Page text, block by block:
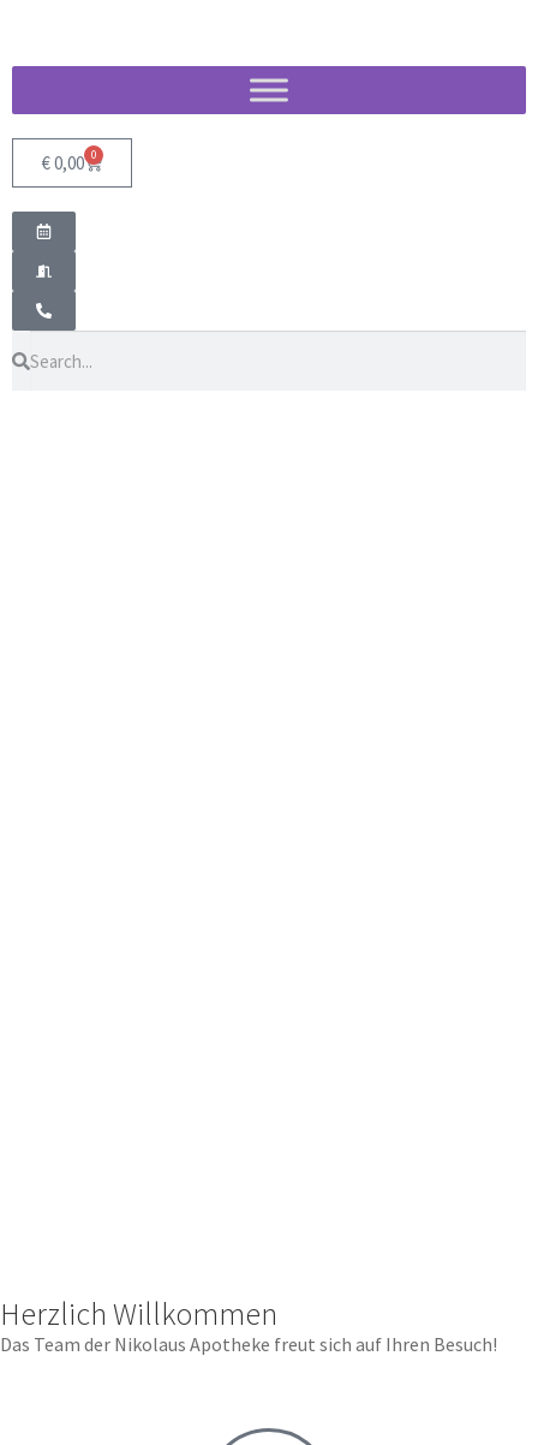
€0,00 0
Herzlich Willkommen
Das Team der Nikolaus Apotheke freut sich auf Ihren Besuch!